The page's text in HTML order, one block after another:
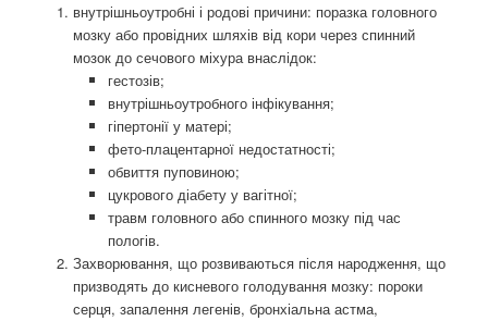
внутрішньоутробні і родові причини: поразка головного
мозку або провідних шляхів від кори через спинний
мозок до сечового міхура внаслідок:
гестозів;
внутрішньоутробного інфікування;
гіпертонії у матері;
фето-плацентарної недостатності;
обвиття пуповиною;
цукрового діабету у вагітної;
травм головного або спинного мозку під час
пологів.
Захворювання, що розвиваються після народження, що
призводять до кисневого голодування мозку: пороки
серця, запалення легенів, бронхіальна астма,